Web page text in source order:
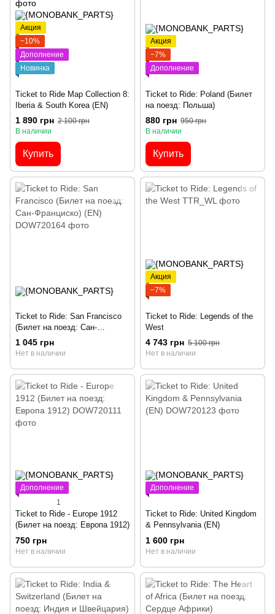
Акция
−10%
Дополнение
Новинка
Ticket to Ride Map Collection 8:
Iberia & South Korea (EN)
1 890 грн 2 100 грн
В наличии
Купить
Акция
−7%
Дополнение
Ticket to Ride: Poland (Билет
на поезд: Польша)
880 грн 950 грн
В наличии
Купить
Ticket to Ride: San Francisco
(Билет на поезд: Сан-
Франциско) (EN)
1 045 грн
Нет в наличии
Акция
−7%
Ticket to Ride: Legends of the
West
4 743 грн 5 100 грн
Нет в наличии
Дополнение
1
Ticket to Ride - Europe 1912
(Билет на поезд: Европа 1912)
750 грн
Нет в наличии
Дополнение
Ticket to Ride: United Kingdom
& Pennsylvania (EN)
1 600 грн
Нет в наличии